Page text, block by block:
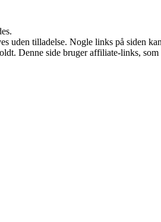
uden tilladelse. Nogle links på siden
Denne side bruger affiliate-links,